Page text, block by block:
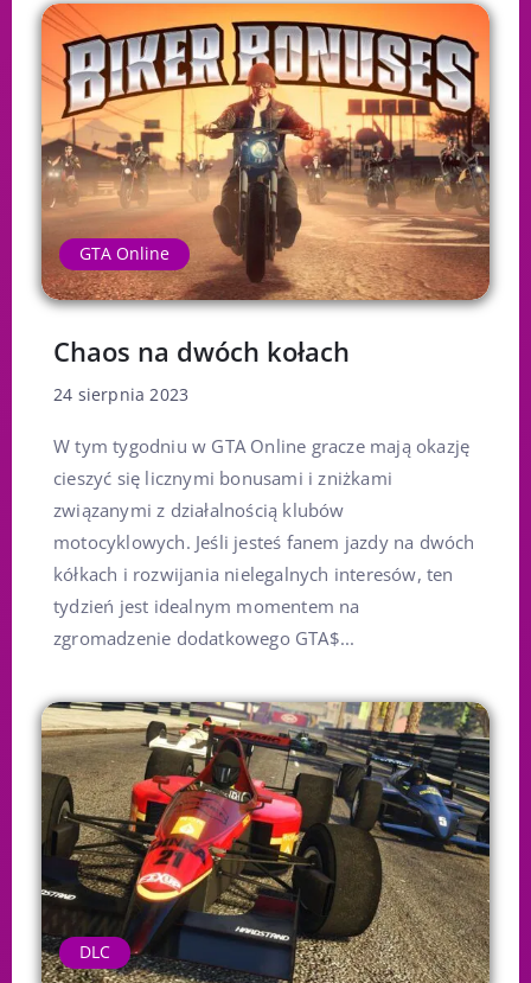
GTA Online
Chaos na dwóch kołach
24 sierpnia 2023
W tym tygodniu w GTA Online gracze mają okazję
cieszyć się licznymi bonusami i zniżkami
związanymi z działalnością klubów
motocyklowych. Jeśli jesteś fanem jazdy na dwóch
kółkach i rozwijania nielegalnych interesów, ten
tydzień jest idealnym momentem na
zgromadzenie dodatkowego GTA$...
DLC